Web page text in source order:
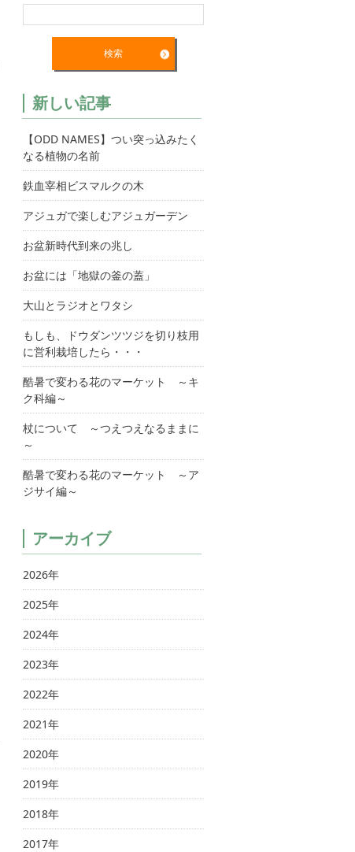
新しい記事
【ODD NAMES】つい突っ込みたく
なる植物の名前
鉄血宰相ビスマルクの木
アジュガで楽しむアジュガーデン
お盆新時代到来の兆し
お盆には「地獄の釜の蓋」
大山とラジオとワタシ
もしも、ドウダンツツジを切り枝用
に営利栽培したら・・・
酷暑で変わる花のマーケット ～キ
ク科編～
杖について ～つえつえなるままに
～
酷暑で変わる花のマーケット ～ア
ジサイ編～
アーカイブ
2026年
2025年
2024年
2023年
2022年
2021年
2020年
2019年
2018年
2017年